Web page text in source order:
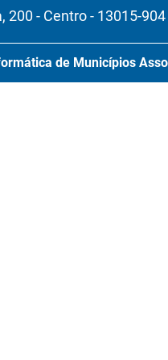
200 - Centro - 13015-904
de Municípios